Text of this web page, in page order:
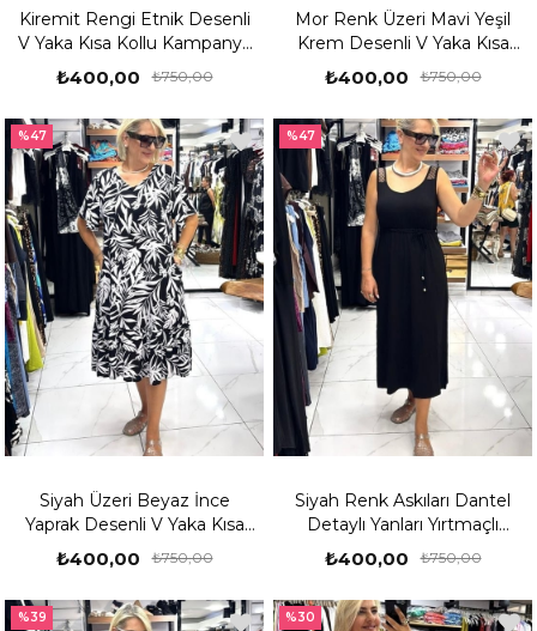
Kiremit Rengi Etnik Desenli
V Yaka Kısa Kollu Kampanya
Elbisesi
₺400,00 ₺750,00
Mor Renk Üzeri Mavi Yeşil
Krem Desenli V Yaka Kısa
Kollu Kampanya Elbisesi
₺400,00 ₺750,00
Siyah Üzeri Beyaz İnce
Yaprak Desenli V Yaka Kısa
Kollu Kampanya Elbisesi
₺400,00 ₺750,00
%47
Siyah Renk Askıları Dantel
Detaylı Yanları Yırtmaçlı
Kampanyalı Elbise
₺400,00 ₺750,00
%47
%39 %30